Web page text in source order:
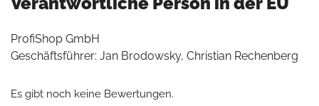
ProfiShop GmbH
Geschäftsführer: Jan Brodowsky, Christian Rechenberg
Es gibt noch keine Bewertungen.